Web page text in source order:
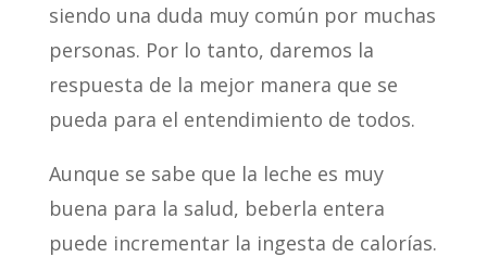
siendo una duda muy común por muchas
personas. Por lo tanto, daremos la
respuesta de la mejor manera que se
pueda para el entendimiento de todos.
Aunque se sabe que la leche es muy
buena para la salud, beberla entera
puede incrementar la ingesta de calorías.